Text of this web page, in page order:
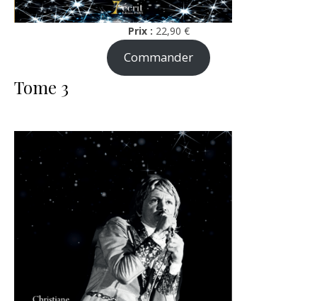
Prix : 22,90 €
Commander
Tome 3